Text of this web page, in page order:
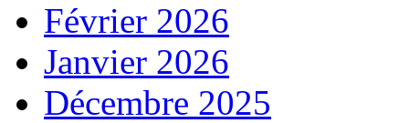
Février 2026
Janvier 2026
Décembre 2025